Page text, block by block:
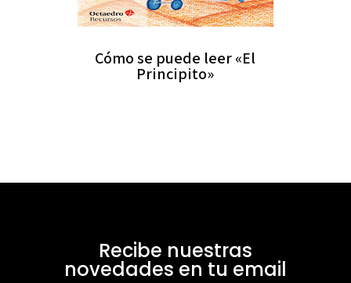
Cómo se puede leer «El
Principito»
Recibe nuestras
novedades en tu email